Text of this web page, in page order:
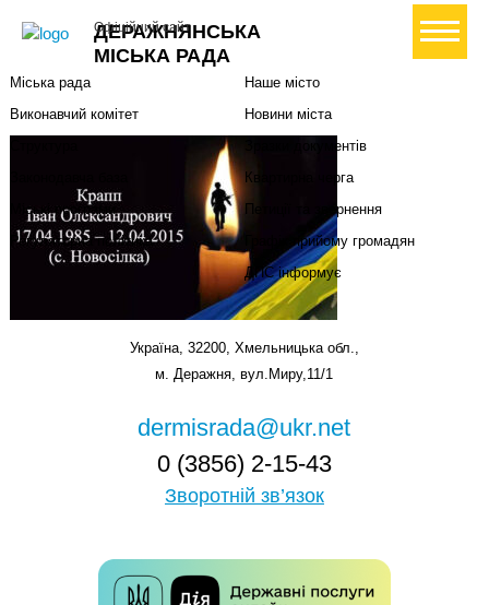
ДЕРАЖНЯНСЬКА
МІСЬКА РАДА
Офіційний сайт+ Створити петицію
Міський голова
Міська рада
Виконавчий комітет
Міські програми
Регуляторна політика
Наше місто
Новини міста
Зразки документів
Квартирна черга
Петиції та звернення
Графік прийому громадян
ДПС інформує
Україна, 32200, Хмельницька обл.,
м. Деражня, вул.Миру,11/1
dermisrada@ukr.net
0 (3856) 2-15-43
Зворотній зв’язок